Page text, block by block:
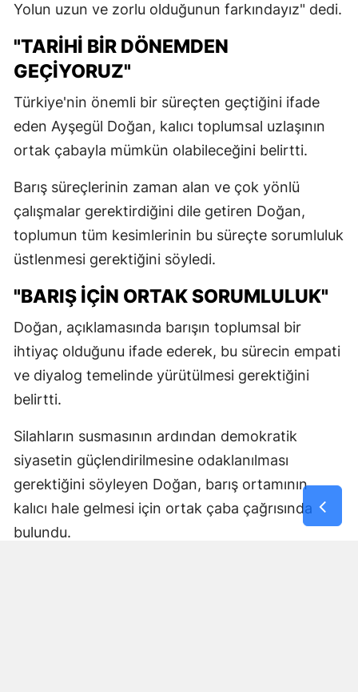
Yolun uzun ve zorlu olduğunun farkındayız" dedi.
"TARİHİ BİR DÖNEMDEN
GEÇİYORUZ"
Türkiye'nin önemli bir süreçten geçtiğini ifade
eden Ayşegül Doğan, kalıcı toplumsal uzlaşının
ortak çabayla mümkün olabileceğini belirtti.
Barış süreçlerinin zaman alan ve çok yönlü
çalışmalar gerektirdiğini dile getiren Doğan,
toplumun tüm kesimlerinin bu süreçte sorumluluk
üstlenmesi gerektiğini söyledi.
"BARIŞ İÇİN ORTAK SORUMLULUK"
Doğan, açıklamasında barışın toplumsal bir
ihtiyaç olduğunu ifade ederek, bu sürecin empati
ve diyalog temelinde yürütülmesi gerektiğini
belirtti.
Silahların susmasının ardından demokratik
siyasetin güçlendirilmesine odaklanılması
gerektiğini söyleyen Doğan, barış ortamının
kalıcı hale gelmesi için ortak çaba çağrısında
bulundu.